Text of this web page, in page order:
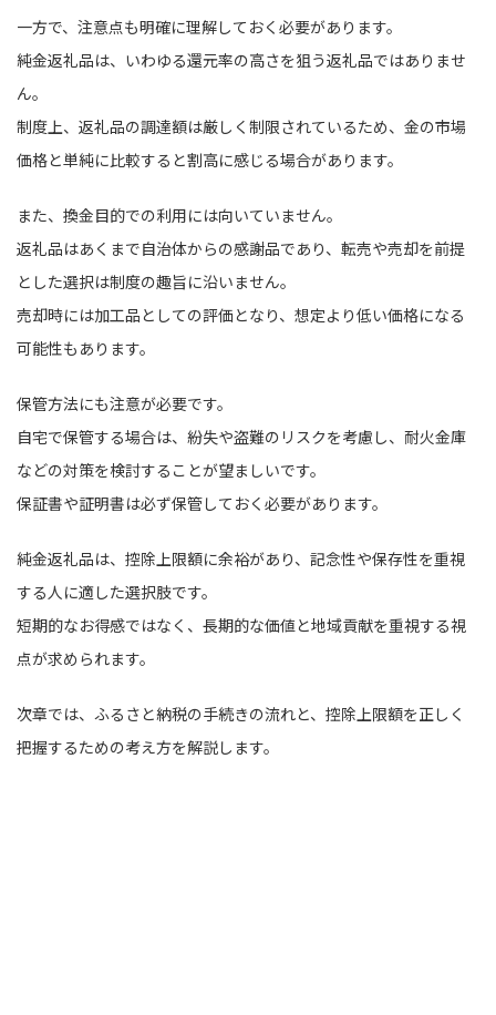
一方で、注意点も明確に理解しておく必要があります。
純金返礼品は、いわゆる還元率の高さを狙う返礼品ではありませ
ん。
制度上、返礼品の調達額は厳しく制限されているため、金の市場
価格と単純に比較すると割高に感じる場合があります。
また、換金目的での利用には向いていません。
返礼品はあくまで自治体からの感謝品であり、転売や売却を前提
とした選択は制度の趣旨に沿いません。
売却時には加工品としての評価となり、想定より低い価格になる
可能性もあります。
保管方法にも注意が必要です。
自宅で保管する場合は、紛失や盗難のリスクを考慮し、耐火金庫
などの対策を検討することが望ましいです。
保証書や証明書は必ず保管しておく必要があります。
純金返礼品は、控除上限額に余裕があり、記念性や保存性を重視
する人に適した選択肢です。
短期的なお得感ではなく、長期的な価値と地域貢献を重視する視
点が求められます。
次章では、ふるさと納税の手続きの流れと、控除上限額を正しく
把握するための考え方を解説します。